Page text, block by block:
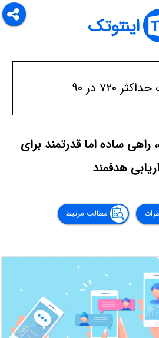
اینتوتک
۷۲۰ در ۹۰
راهی ساده اما قدرتمند برای
هدفمند
مطالب مرتبط